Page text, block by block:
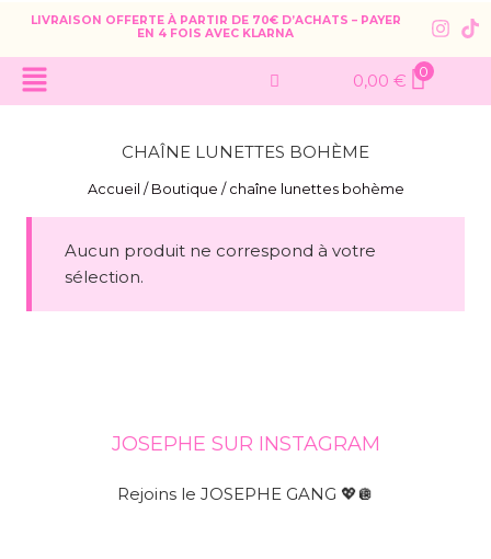
LIVRAISON OFFERTE À PARTIR DE 70€ D’ACHATS – PAYER
EN 4 FOIS AVEC KLARNA
0,00 € 0
CHAÎNE LUNETTES BOHÈME
Accueil / Boutique / chaîne lunettes bohème
Aucun produit ne correspond à votre
sélection.
JOSEPHE SUR INSTAGRAM
Rejoins le JOSEPHE GANG 💖🪩